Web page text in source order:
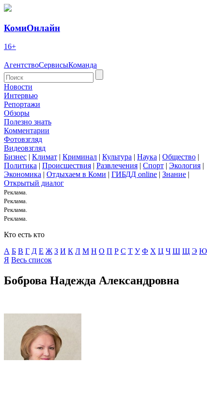
КомиОнлайн
16+
АгентствоСервисыКоманда
Новости
Интервью
Репортажи
Обзоры
Полезно знать
Комментарии
Фотовзгляд
Видеовзгляд
Бизнес | Климат | Криминал | Культура | Наука | Общество |
Политика | Происшествия | Развлечения | Спорт | Экология |
Экономика | Отдыхаем в Коми | ГИБДД online | Знание |
Открытый диалог
Реклама.
Реклама.
Реклама.
Реклама.
Кто есть кто
А Б В Г Д E Ж З И К Л М Н О П Р С Т У Ф Х Ц Ч Ш Щ Э Ю
Я Весь список
Боброва Надежда Александровна